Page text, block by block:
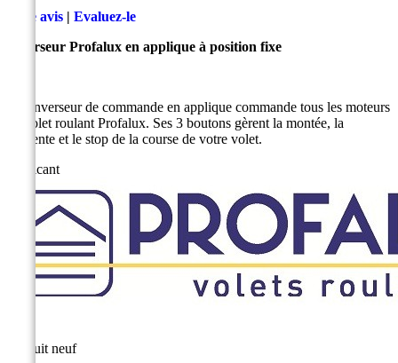
Lire avis | Evaluez-le
Inverseur Profalux en applique à position fixe
Cet inverseur de commande en applique commande tous les moteurs
de volet roulant Profalux. Ses 3 boutons gèrent la montée, la
descente et le stop de la course de votre volet.
Fabricant
Produit neuf